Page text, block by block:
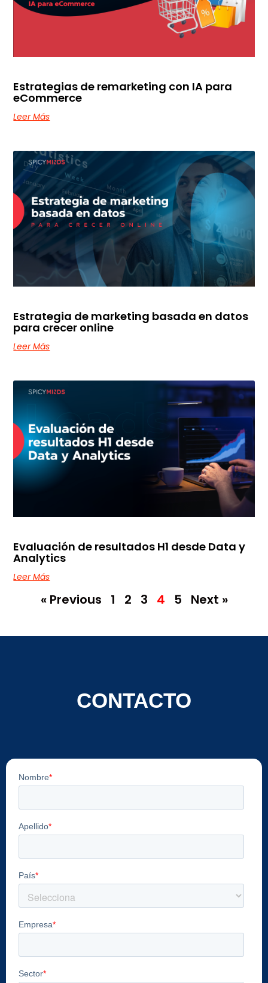
Estrategias de remarketing con IA para
eCommerce
Leer Más
Estrategia de marketing basada en datos
para crecer online
Leer Más
Evaluación de resultados H1 desde Data y
Analytics
Leer Más
« Previous 1 2 3 4 5 Next »
CONTACTO